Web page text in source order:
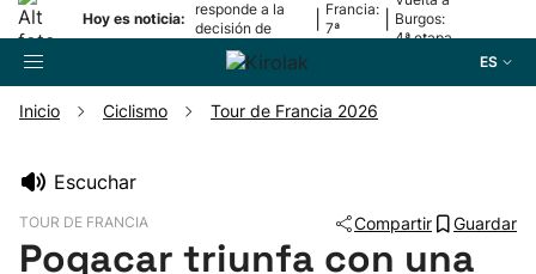
Hoy es noticia:
responde a la
decisión de
Oriamendi
Francia:
7ª
Burgos:
4ª etapa
ES
Inicio Ciclismo Tour de Francia 2026
Escuchar
TOUR DE FRANCIA Compartir Guardar
Pogacar triunfa con una